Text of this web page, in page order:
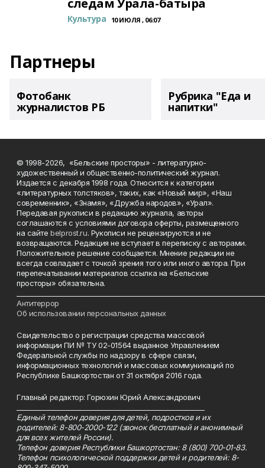
следам Урала-батыра
Культура 10 ИЮЛЯ , 06:07
Партнеры
Фотобанк
журналистов РБ
Рубрика "Еда и
напитки"
© 1998-2026, «Бельские просторы» - литературно-
художественный и общественно-политический журнал.
Издается с декабря 1998 года. Относится к категории
«литературных толстяков», таких, как «Новый мир», «Наш
современник», «Знамя», «Дружба народов», «Урал».
Передавая рукописи в редакцию журнала, авторы
соглашаются с условиями договора оферты, размещенного
на сайтеbelprost.ru. Рукописи не рецензируются и не
возвращаются. Редакция не вступает в переписку с авторами.
Положительное решение сообщается. Мнение редакции не
всегда совпадает с точкой зрения того или иного автора. При
перепечатывании материалов ссылка на «Бельские
просторы» обязательна.
Антитеррор
Об использовании персональных данных
Свидетельство о регистрации средства массовой
информации ПИ № ТУ 02-01564 выданное Управлением
Федеральной службы по надзору в сфере связи,
информационных технологий и массовых коммуникаций по
Республике Башкортостан от 31 октября 2016 года.
Главный редактор: Горюхин Юрий Александрович
Единый телефон доверия для детей, подростков и их
родителей: 8-800-2000-122 (звонок бесплатный и анонимный
для всех жителей России).
Телефон доверия Республики Башкортостан: 8 (800) 700-01-83.
Телефон психологической поддержки детей и родителей: 8-